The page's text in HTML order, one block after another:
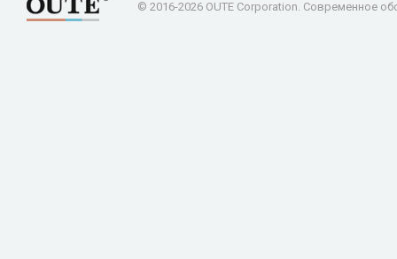
© 2016-2026 OUTE Corporation. Современное